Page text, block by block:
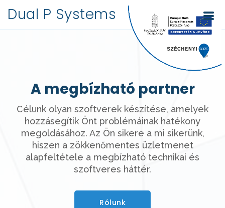
Dual P Systems
A megbízható partner
Célunk olyan szoftverek készítése, amelyek
hozzásegítik Önt problémáinak hatékony
megoldásához. Az Ön sikere a mi sikerünk,
hiszen a zökkenőmentes üzletmenet
alapfeltétele a megbízható technikai és
szoftveres háttér.
Rólunk